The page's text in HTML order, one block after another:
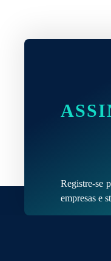
Registre-se
empresas e